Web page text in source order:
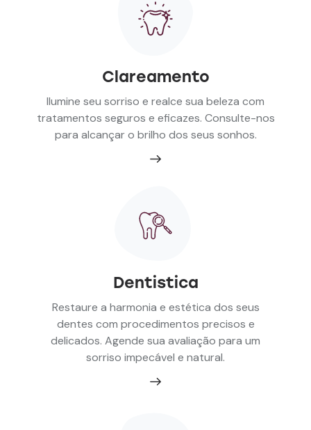
Clareamento
Ilumine seu sorriso e realce sua beleza com
tratamentos seguros e eficazes. Consulte-nos
para alcançar o brilho dos seus sonhos.
Dentistica
Restaure a harmonia e estética dos seus
dentes com procedimentos precisos e
delicados. Agende sua avaliação para um
sorriso impecável e natural.